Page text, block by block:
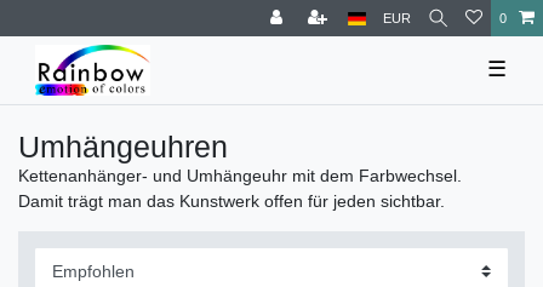
EUR 0
☰
Umhängeuhren
Kettenanhänger- und Umhängeuhr mit dem Farbwechsel.
Damit trägt man das Kunstwerk offen für jeden sichtbar.